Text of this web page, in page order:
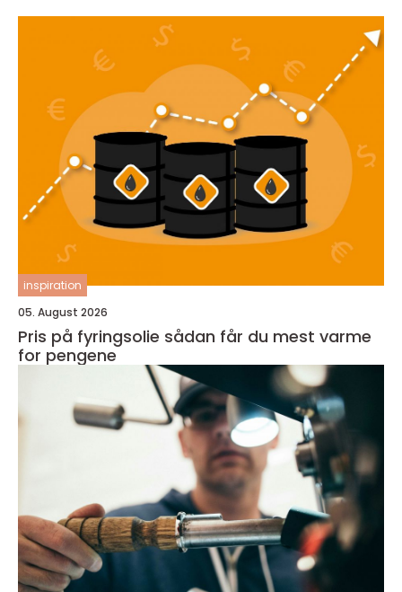
inspiration
05. August 2026
Pris på fyringsolie sådan får du mest varme
for pengene